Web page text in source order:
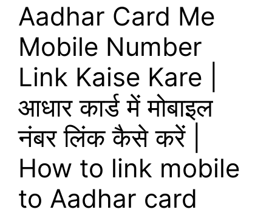
Aadhar Card Me
Mobile Number
Link Kaise Kare |
आधार कार्ड में मोबाइल
नंबर लिंक कैसे करें |
How to link mobile
to Aadhar card